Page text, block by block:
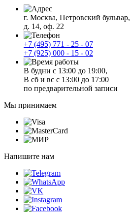
г. Москва, Петровский бульвар,
д. 14, оф. 22
+7 (495) 771 - 25 - 07
+7 (925) 000 - 15 - 02
В будни с 13:00 до 19:00,
В сб и вс с 13:00 до 17:00
по предварительной записи
Мы принимаем
Напишите нам